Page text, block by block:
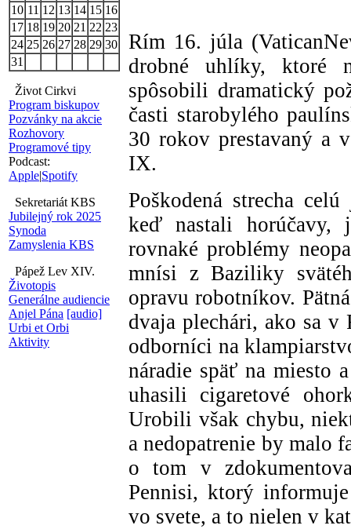
10 11 12 13 14 15 16
17 18 19 20 21 22 23
24 25 26 27 28 29 30
31
Život Cirkvi
Program biskupov
Pozvánky na akcie
Rozhovory
Programové tipy
Podcast:
Apple|Spotify
Sekretariát KBS
Jubilejný rok 2025
Synoda
Zamyslenia KBS
Pápež Lev XIV.
Životopis
Generálne audiencie
Anjel Pána [audio]
Urbi et Orbi
Aktivity
Rím 16. júla
drobné uhlíky, ktoré
spôsobili dramatický
časti starobylého
30 rokov prestavaný a
IX.
Poškodená strecha
keď nastali horúčavy,
rovnaké problémy
mnísi z Baziliky
opravu robotníkov.
dvaja plechári, ako sa
odborníci na
náradie späť na miesto
uhasili cigaretové
Urobili však chybu,
a nedopatrenie by malo
o tom v
Pennisi, ktorý
vo svete, a to nielen v